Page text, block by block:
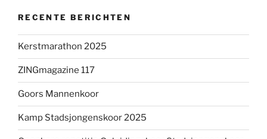
RECENTE BERICHTEN
Kerstmarathon 2025
ZINGmagazine 117
Goors Mannenkoor
Kamp Stadsjongenskoor 2025